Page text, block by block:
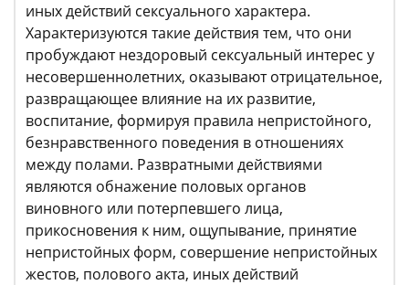
иных действий сексуального характера.
Характеризуются такие действия тем, что они
пробуждают нездоровый сексуальный интерес у
несовершеннолетних, оказывают отрицательное,
развращающее влияние на их развитие,
воспитание, формируя правила непристойного,
безнравственного поведения в отношениях
между полами. Развратными действиями
являются обнажение половых органов
виновного или потерпевшего лица,
прикосновения к ним, ощупывание, принятие
непристойных форм, совершение непристойных
жестов, полового акта, иных действий